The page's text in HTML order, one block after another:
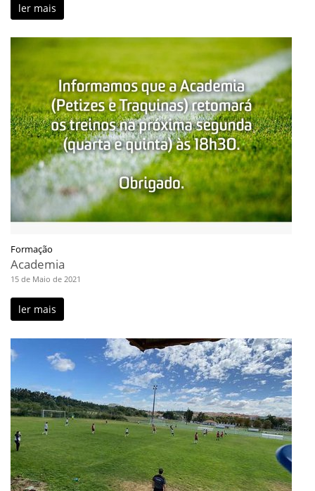
ler mais
Formação
Academia
15 de Maio de 2021
ler mais